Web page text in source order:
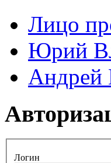
Лицо
Юрий
Андрей
Логин